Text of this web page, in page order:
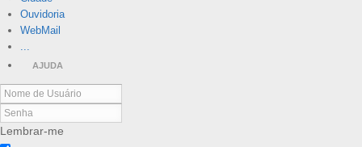
Ouvidoria
WebMail
...
AJUDA
Lembrar-me